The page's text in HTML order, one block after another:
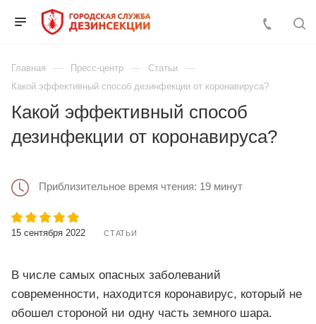
Главная Пресс-центр
Статьи
Какой эффективный способ дезинфекции от коронавируса?
Какой эффективный способ
дезинфекции от коронавируса?
Приблизительное время чтения: 19 минут
15 сентября 2022 СТАТЬИ
В числе самых опасных заболеваний
современности, находится коронавирус, который не
обошел стороной ни одну часть земного шара.